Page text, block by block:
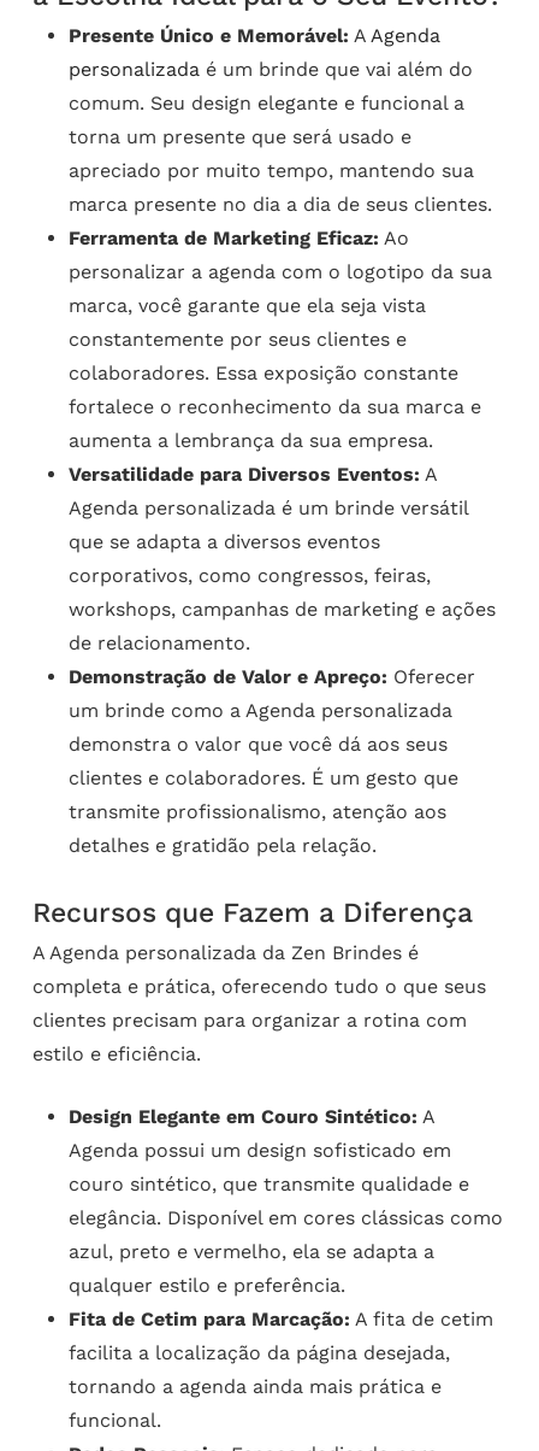
Presente Único e Memorável: A Agenda
personalizadaé um brinde que vai além do
comum. Seu design elegante e funcional a
torna um presente que será usado e
apreciado por muito tempo, mantendo sua
marca presente no dia a dia de seus clientes.
Ferramenta de Marketing Eficaz: Ao
personalizar a agenda com o logotipo da sua
marca, você garante que ela seja vista
constantemente por seus clientes e
colaboradores. Essa exposição constante
fortalece o reconhecimento da sua marca e
aumenta a lembrança da sua empresa.
Versatilidade para Diversos Eventos: A
Agenda personalizada é um brinde versátil
que se adapta a diversos eventos
corporativos, como congressos, feiras,
workshops, campanhas de marketing e ações
de relacionamento.
Demonstração de Valor e Apreço: Oferecer
um brinde como a Agenda personalizada
demonstra o valor que você dá aos seus
clientes e colaboradores. É um gesto que
transmite profissionalismo, atenção aos
detalhes e gratidão pela relação.
Recursos que Fazem a Diferença
A Agenda personalizada da Zen Brindes é
completa e prática, oferecendo tudo o que seus
clientes precisam para organizar a rotina com
estilo e eficiência.
Design Elegante em Couro Sintético: A
Agenda possui um design sofisticado em
couro sintético, que transmite qualidade e
elegância. Disponível em cores clássicas como
azul, preto e vermelho, ela se adapta a
qualquer estilo e preferência.
Fita de Cetim para Marcação: A fita de cetim
facilita a localização da página desejada,
tornando a agenda ainda mais prática e
funcional.